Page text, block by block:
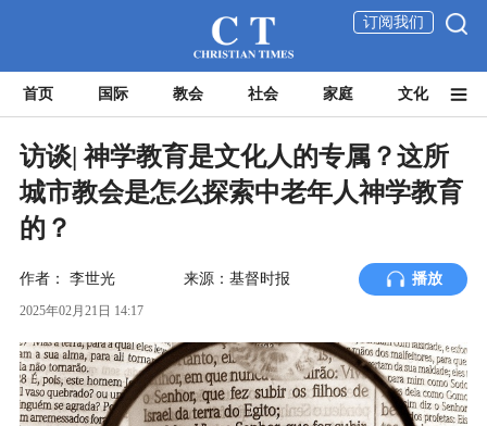
订阅我们
首页 国际 教会 社会 家庭 文化
访谈| 神学教育是文化人的专属？这所
城市教会是怎么探索中老年人神学教育
的？
作者： 李世光 来源：基督时报 播放
2025年02月21日 14:17